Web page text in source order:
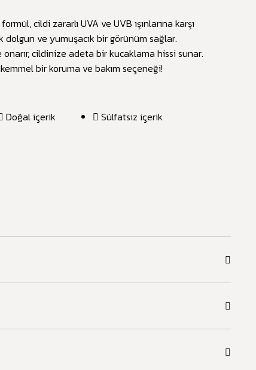
cildi zararlı UVA ve UVB ışınlarına karşı
ve yumuşacık bir görünüm sağlar.
onarır, cildinize adeta bir kucaklama hissi sunar.
bir koruma ve bakım seçeneği!
Doğal içerik Sülfatsız içerik